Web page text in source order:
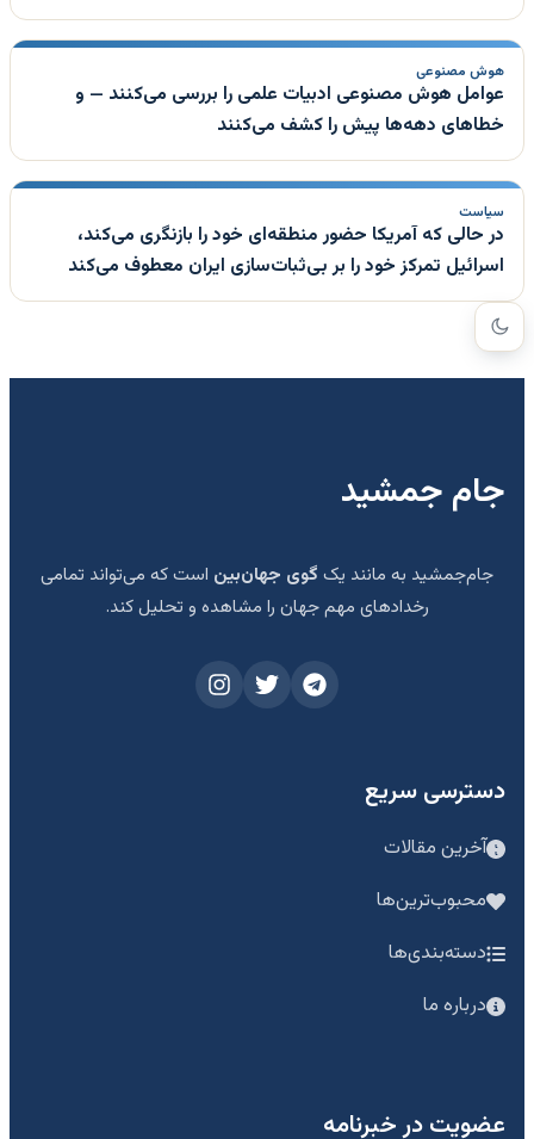
هوش مصنوعی
عوامل هوش مصنوعی ادبیات علمی را بررسی می‌کنند — و
خطاهای دهه‌ها پیش را کشف می‌کنند
سیاست
در حالی که آمریکا حضور منطقه‌ای خود را بازنگری می‌کند،
اسرائیل تمرکز خود را بر بی‌ثبات‌سازی ایران معطوف می‌کند
جام جمشید
جام‌جمشید به مانند یک گوی جهان‌بین است که می‌تواند تمامی
رخدادهای مهم جهان را مشاهده و تحلیل کند.
دسترسی سریع
آخرین مقالات
محبوب‌ترین‌ها
دسته‌بندی‌ها
درباره ما
عضویت در خبرنامه